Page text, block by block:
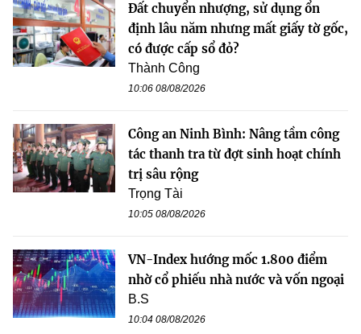
Đất chuyển nhượng, sử dụng ổn
định lâu năm nhưng mất giấy tờ gốc,
có được cấp sổ đỏ?
Thành Công
10:06 08/08/2026
Công an Ninh Bình: Nâng tầm công
tác thanh tra từ đợt sinh hoạt chính
trị sâu rộng
Trọng Tài
10:05 08/08/2026
VN-Index hướng mốc 1.800 điểm
nhờ cổ phiếu nhà nước và vốn ngoại
B.S
10:04 08/08/2026